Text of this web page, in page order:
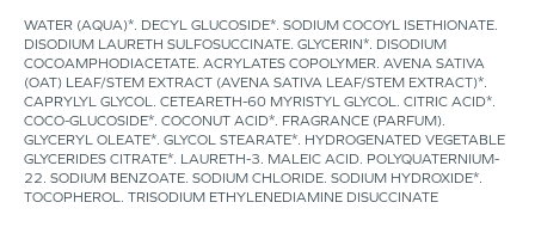
WATER (AQUA)*. DECYL GLUCOSIDE*. SODIUM COCOYL ISETHIONATE.
DISODIUM LAURETH SULFOSUCCINATE. GLYCERIN*. DISODIUM
COCOAMPHODIACETATE. ACRYLATES COPOLYMER. AVENA SATIVA
(OAT) LEAF/STEM EXTRACT (AVENA SATIVA LEAF/STEM EXTRACT)*.
CAPRYLYL GLYCOL. CETEARETH-60 MYRISTYL GLYCOL. CITRIC ACID*.
COCO-GLUCOSIDE*. COCONUT ACID*. FRAGRANCE (PARFUM).
GLYCERYL OLEATE*. GLYCOL STEARATE*. HYDROGENATED VEGETABLE
GLYCERIDES CITRATE*. LAURETH-3. MALEIC ACID. POLYQUATERNIUM-
22. SODIUM BENZOATE. SODIUM CHLORIDE. SODIUM HYDROXIDE*.
TOCOPHEROL. TRISODIUM ETHYLENEDIAMINE DISUCCINATE